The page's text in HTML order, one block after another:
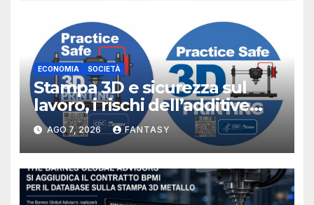
ECONOMIA SOCIETÀ
Stampa 3D e sicurezza sul
lavoro, i rischi dell’additive
manufacturing secondo
NIOSH
AGO 7, 2026 FANTASY